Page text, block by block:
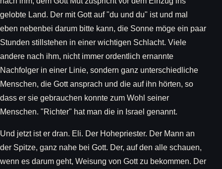
gelobte Land. Der mit Gott auf "du und du" ist und mal
eben nebenbei darum bitte kann, die Sonne möge ein paar
Stunden stillstehen in einer wichtigen Schlacht. Viele
andere nach ihm, nicht immer ordentlich ernannte
Nachfolger in einer Linie, sondern ganz unterschiedliche
Menschen, die Gott ansprach und die auf ihn hörten, so
dass er sie gebrauchen konnte zum Wohl seiner
Menschen. "Richter" hat man die in Israel genannt.
Und jetzt ist er dran. Eli. Der Hohepriester. Der Mann an
der Spitze, ganz nahe bei Gott. Der, auf den alle schauen,
wenn es darum geht, Weisung von Gott zu bekommen. Der